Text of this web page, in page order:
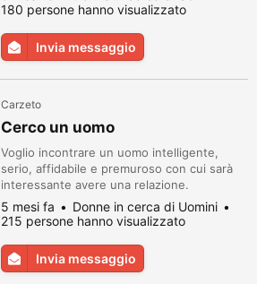
180 persone hanno visualizzato
Invia messaggio
Carzeto
Cerco un uomo
Voglio incontrare un uomo intelligente,
serio, affidabile e premuroso con cui sarà
interessante avere una relazione.
5 mesi fa
Donne in cerca di Uomini
215 persone hanno visualizzato
Invia messaggio